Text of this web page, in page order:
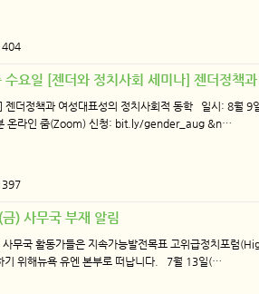
요일 [젠더와 정치사회 세미나] 젠더정책
젠더정책과 여성대표성의 정치사회적 동학 일시: 8월 9
온라인 줌(Zoom) 신청: bit.ly/gender_aug &n…
) 사무국 부재 알림
무국 활동가들은 지속가능발전목표 고위급정치포럼
위해뉴욕 유엔 본부로 떠납니다. 7월 13일(…